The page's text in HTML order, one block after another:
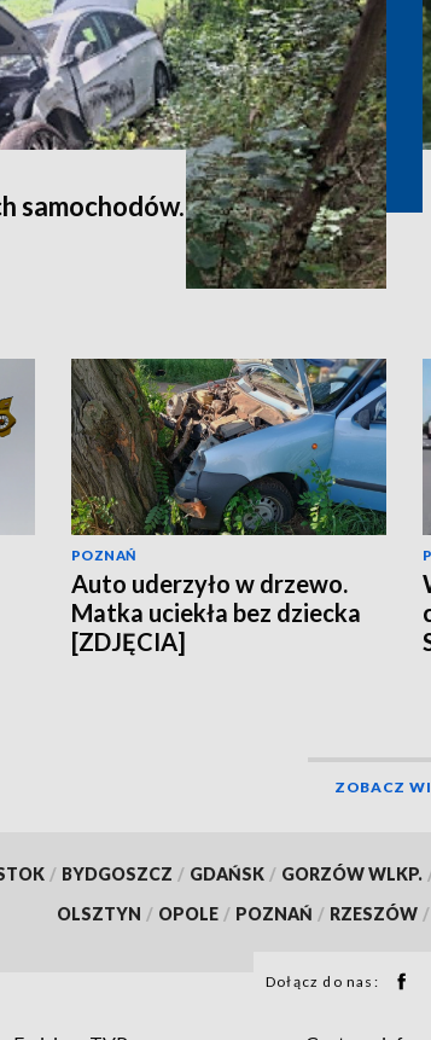
samochodów.
POZNAŃ
Auto uderzyło w drzewo.
Matka uciekła bez dziecka
[ZDJĘCIA]
ZOBACZ
/ BYDGOSZCZ / GDAŃSK / GORZÓW WLKP.
OLSZTYN / OPOLE / POZNAŃ / RZESZÓW /
Dołącz do nas: